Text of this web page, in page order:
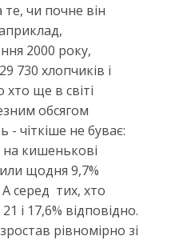
чи почне він
2000 року,
730 хлопчиків і
хто ще в світі
обсягом
- чіткіше не буває:
кишенькові
щодня 9,7%
А серед тих, хто
і 17,6% відповідно.
рівномірно зі